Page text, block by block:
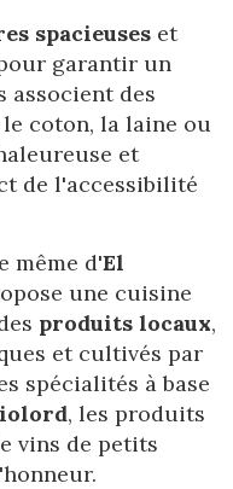
spacieuses et
garantir un
associent des
coton, la laine ou
et
de l'accessibilité
même d'El
une cuisine
produits locaux,
et cultivés par
spécialités à base
, les produits
vins de petits